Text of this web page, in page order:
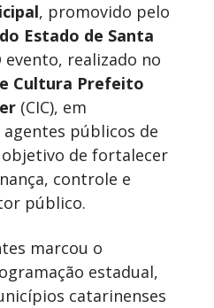
, promovido pelo
Estado de Santa
evento, realizado no
Cultura Prefeito
(CIC), em
públicos de
de fortalecer
controle e
público.
marcou o
estadual,
catarinenses